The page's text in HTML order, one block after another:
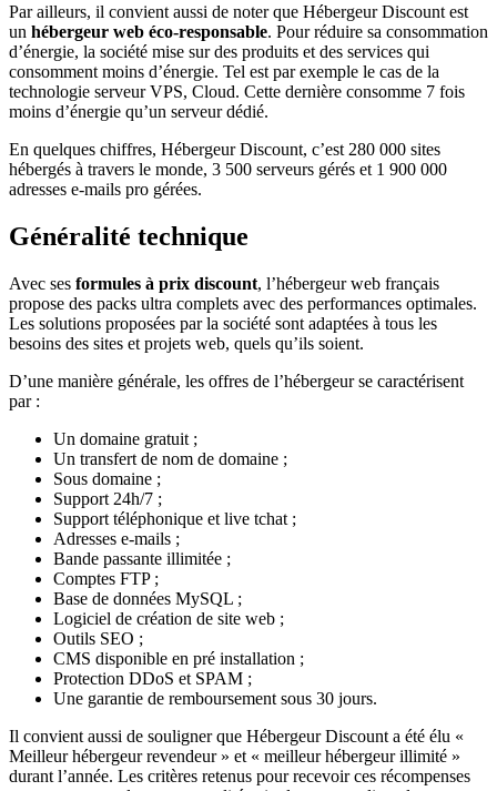
Par ailleurs, il convient aussi de noter que Hébergeur Discount est
un hébergeur web éco-responsable. Pour réduire sa consommation
d’énergie, la société mise sur des produits et des services qui
consomment moins d’énergie. Tel est par exemple le cas de la
technologie serveur VPS, Cloud. Cette dernière consomme 7 fois
moins d’énergie qu’un serveur dédié.
En quelques chiffres, Hébergeur Discount, c’est 280 000 sites
hébergés à travers le monde, 3 500 serveurs gérés et 1 900 000
adresses e-mails pro gérées.
Généralité technique
Avec ses formules à prix discount, l’hébergeur web français
propose des packs ultra complets avec des performances optimales.
Les solutions proposées par la société sont adaptées à tous les
besoins des sites et projets web, quels qu’ils soient.
D’une manière générale, les offres de l’hébergeur se caractérisent
par :
Un domaine gratuit ;
Un transfert de nom de domaine ;
Sous domaine ;
Support 24h/7 ;
Support téléphonique et live tchat ;
Adresses e-mails ;
Bande passante illimitée ;
Comptes FTP ;
Base de données MySQL ;
Logiciel de création de site web ;
Outils SEO ;
CMS disponible en pré installation ;
Protection DDoS et SPAM ;
Une garantie de remboursement sous 30 jours.
Il convient aussi de souligner que Hébergeur Discount a été élu «
Meilleur hébergeur revendeur » et « meilleur hébergeur illimité »
durant l’année. Les critères retenus pour recevoir ces récompenses